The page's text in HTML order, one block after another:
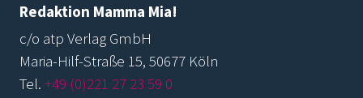
Redaktion Mamma Mia!
c/o atp Verlag GmbH
Maria-Hilf-Straße 15, 50677 Köln
Tel. +49 (0)221 27 23 59 0